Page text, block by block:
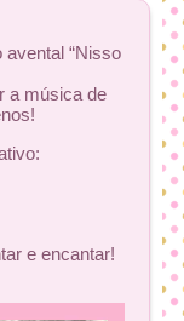
“Nisso
a música de
e encantar!